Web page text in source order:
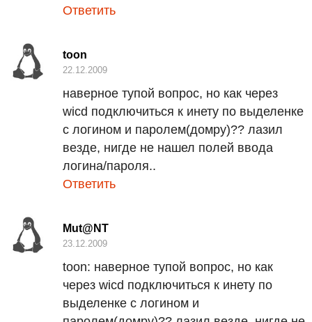
Ответить
toon
22.12.2009
наверное тупой вопрос, но как через
wicd подключиться к инету по выделенке
с логином и паролем(домру)?? лазил
везде, нигде не нашел полей ввода
логина/пароля..
Ответить
Mut@NT
23.12.2009
toon: наверное тупой вопрос, но как
через wicd подключиться к инету по
выделенке с логином и